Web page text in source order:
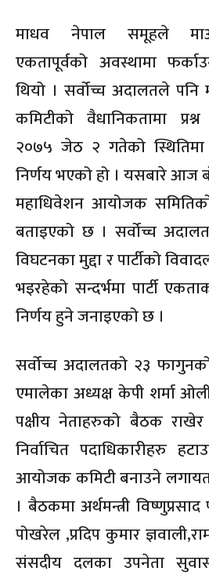
माधव नेपाल समूहले
एकतापूर्वको अवस्थामा
थियो । सर्वोच्च अदालतले
कमिटीको वैधानिकतामा प्रश्न
२०७५ जेठ २ गतेको
निर्णय भएको हो । यसबारे आज
महाधिवेशन आयोजक
बताइएको छ । सर्वोच्च
विघटनका मुद्दा र पार्टीको
भइरहेको सन्दर्भमा पार्टी
निर्णय हुने जनाइएको छ ।
सर्वोच्च अदालतको २३
एमालेका अध्यक्ष केपी शर्मा
पक्षीय नेताहरुको बैठक राखेर
निर्वाचित पदाधिकारीहरु
आयोजक कमिटी बनाउने
। बैठकमा अर्थमन्त्री
पोखरेल ,प्रदिप कुमार
संसदीय दलका उपनेता